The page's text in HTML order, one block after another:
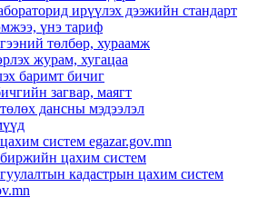
ирүүлэх дээжийн стандарт
үнэ тариф
төлбөр, хураамж
журам, хугацаа
баримт бичиг
загвар, маягт
дансны мэдээлэл
систем egazar.gov.mn
цахим систем
кадастрын цахим систем